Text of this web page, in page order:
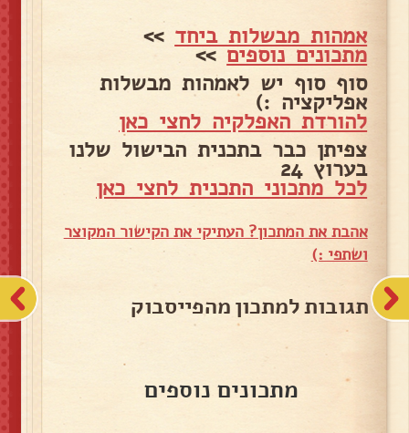
אמהות מבשלות ביחד >>
מתכונים נוספים>>
סוף סוף יש לאמהות מבשלות
אפליקציה :)
להורדת האפלקיה לחצי כאן
צפיתן כבר בתכנית הבישול שלנו
בערוץ 24
לכל מתכוני התכנית לחצי כאן
אהבת את המתכון? העתיקי את הקישור המקוצר
ושתפי :)
תגובות למתכון מהפייסבוק
מתכונים נוספים